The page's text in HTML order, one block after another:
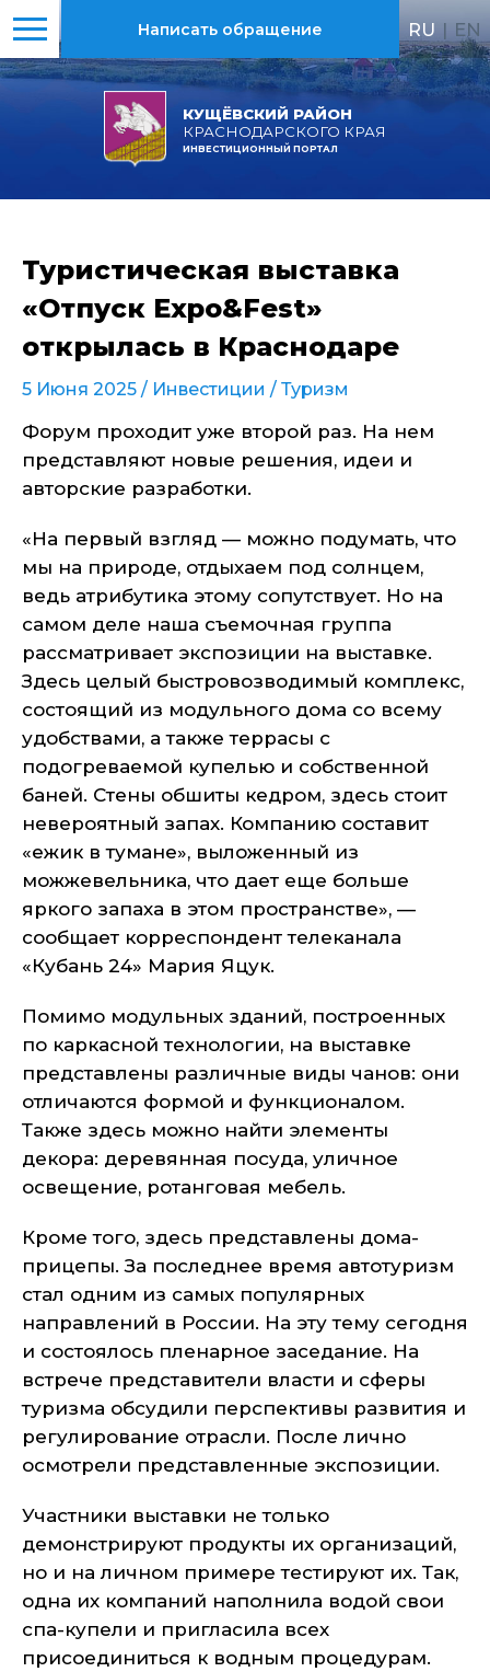
КУЩЁВСКИЙ РАЙОН
КРАСНОДАРСКОГО КРАЯ
ИНВЕСТИЦИОННЫЙ ПОРТАЛ
Написать обращение RU | EN
Туристическая выставка
«Отпуск Expo&Fest»
открылась в Краснодаре
5 Июня 2025 / Инвестиции / Туризм
Форум проходит уже второй раз. На нем
представляют новые решения, идеи и
авторские разработки.
«На первый взгляд — можно подумать, что
мы на природе, отдыхаем под солнцем,
ведь атрибутика этому сопутствует. Но на
самом деле наша съемочная группа
рассматривает экспозиции на выставке.
Здесь целый быстровозводимый комплекс,
состоящий из модульного дома со всему
удобствами, а также террасы с
подогреваемой купелью и собственной
баней. Стены обшиты кедром, здесь стоит
невероятный запах. Компанию составит
«ежик в тумане», выложенный из
можжевельника, что дает еще больше
яркого запаха в этом пространстве», —
сообщает корреспондент телеканала
«Кубань 24» Мария Яцук.
Помимо модульных зданий, построенных
по каркасной технологии, на выставке
представлены различные виды чанов: они
отличаются формой и функционалом.
Также здесь можно найти элементы
декора: деревянная посуда, уличное
освещение, ротанговая мебель.
Кроме того, здесь представлены дома-
прицепы. За последнее время автотуризм
стал одним из самых популярных
направлений в России. На эту тему сегодня
и состоялось пленарное заседание. На
встрече представители власти и сферы
туризма обсудили перспективы развития и
регулирование отрасли. После лично
осмотрели представленные экспозиции.
Участники выставки не только
демонстрируют продукты их организаций,
но и на личном примере тестируют их. Так,
одна их компаний наполнила водой свои
спа-купели и пригласила всех
присоединиться к водным процедурам.